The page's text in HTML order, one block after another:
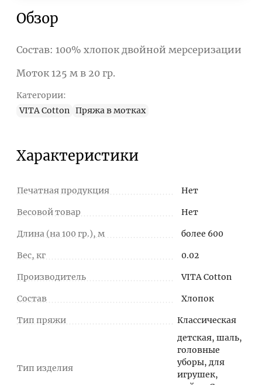
Обзор
Состав: 100% хлопок двойной мерсеризации
Моток 125 м в 20 гр.
Категории:
VITA Cotton Пряжа в мотках
Характеристики
Печатная продукция Нет
Весовой товар Нет
Длина (на 100 гр.), м более 600
Вес, кг 0.02
Производитель VITA Cotton
Состав Хлопок
Тип пряжи Классическая
Тип изделия
детская, шаль,
головные
уборы, для
игрушек,